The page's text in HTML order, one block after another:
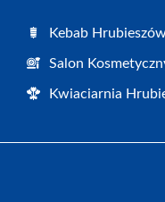
Kebab
Salon
Kwiaciarnia